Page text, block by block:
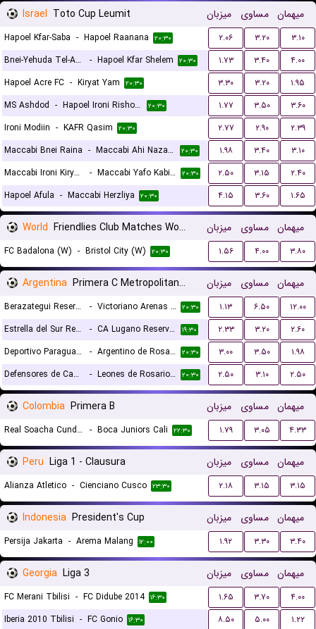
Israel Toto Cup Leumit میزبان مساوی میهمان
Hapoel Kfar-Saba - Hapoel Raanana ۲۰:۳۰ ۲.۰۶ ۳.۲۰
۳.۱۰
Bnei-Yehuda Tel-Aviv
- Hapoel Kfar Shelem ۲۰:۳۰ ۱.۷۳ ۳.۴۰
۴.۰۰
Hapoel Acre FC - Kiryat Yam ۲۰:۳۰ ۳.۳۰ ۳.۲۰
۱.۹۵
MS Ashdod - Hapoel Ironi Rishon Lezion ۲۰:۳۰ ۱.۷۷ ۳.۵۰
۳.۶۰
Ironi Modiin - KAFR Qasim ۲۰:۳۰ ۲.۷۷ ۲.۹۰
۲.۳۹
Maccabi Bnei Raina - Maccabi Ahi Nazareth FC ۲۰:۳۰ ۱.۹۸ ۳.۴۰
۳.۱۰
Maccabi Ironi Kiryat Gat
- Maccabi Yafo Kabilyo ۲۰:۳۰ ۲.۵۰ ۳.۱۵
۲.۴۰
Hapoel Afula - Maccabi Herzliya ۲۰:۳۰ ۴.۱۵ ۳.۶۰ ۱.۶۵
World Friendlies Club Matches Women میزبان مساوی میهمان
FC Badalona (W) - Bristol City (W) ۲۰:۳۰ ۱.۵۶ ۴.۰۰ ۳.۸۰
Argentina Primera C Metropolitana Reserves میزبان مساوی میهمان
Berazategui Reserves - Victoriano Arenas Reserves ۲۰:۳۰ ۱.۱۳ ۶.۵۰
۱۲.۰۰
Estrella del Sur Reserves
- CA Lugano Reserves ۱۹:۳۰ ۲.۳۳ ۳.۲۰
۲.۶۰
Deportivo Paraguayo Reserves
- Argentino de Rosario Reserves ۲۰:۳۰ ۳.۰۰ ۳.۵۰
۱.۹۸
Defensores de Cambaceres Reserves
- Leones de Rosario Reserves ۲۰:۳۰ ۲.۵۰ ۳.۱۰ ۲.۵۰
Colombia Primera B میزبان مساوی میهمان
Real Soacha Cundinamarca - Boca Juniors Cali ۲۲:۳۰ ۱.۷۹ ۳.۰۵ ۴.۳۳
Peru Liga 1 - Clausura میزبان مساوی میهمان
Alianza Atletico - Cienciano Cusco ۲۳:۳۰ ۲.۱۸ ۳.۱۵ ۳.۱۵
Indonesia President's Cup میزبان مساوی میهمان
Persija Jakarta - Arema Malang ۱۲:۰۰ ۱.۹۲ ۳.۳۰ ۳.۴۰
Georgia Liga 3 میزبان مساوی میهمان
FC Merani Tbilisi - FC Didube 2014 ۱۶:۳۰ ۱.۶۵ ۳.۷۰
۴.۰۰
Iberia 2010 Tbilisi - FC Gonio ۱۶:۳۰ ۸.۵۰ ۵.۰۰
۱.۲۲